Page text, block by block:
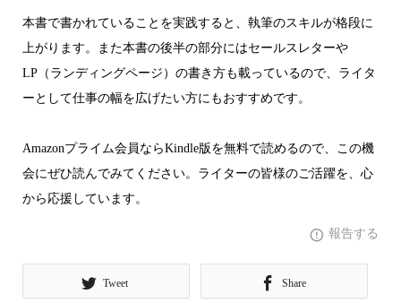
本書で書かれていることを実践すると、執筆のスキルが格段に
上がります。また本書の後半の部分にはセールスレターや
LP（ランディングページ）の書き方も載っているので、ライタ
ーとして仕事の幅を広げたい方にもおすすめです。
Amazonプライム会員ならKindle版を無料で読めるので、この機
会にぜひ読んでみてください。ライターの皆様のご活躍を、心
から応援しています。
報告する
Tweet Share